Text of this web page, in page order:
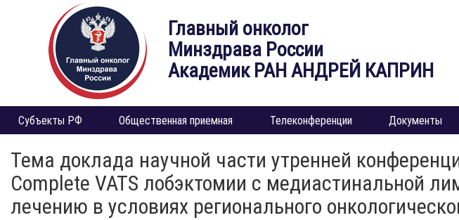
Главный онколог
Минздрава России
Академик РАН АНДРЕЙ КАПРИН
Субъекты РФ Общественная приемная Телеконференции Документы
Тема доклада научной части утренней
Complete VATS лобэктомии с медиастинальной
лечению в условиях регионального